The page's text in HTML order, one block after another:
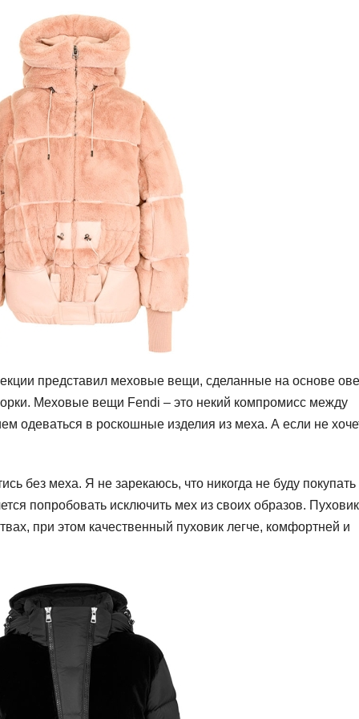
представил меховые вещи, сделанные на основе
Меховые вещи Fendi – это некий компромисс между
одеваться в роскошные изделия из меха. А если не
без меха. Я не зарекаюсь, что никогда не буду покупать
попробовать исключить мех из своих образов.
при этом качественный пуховик легче, комфортней и